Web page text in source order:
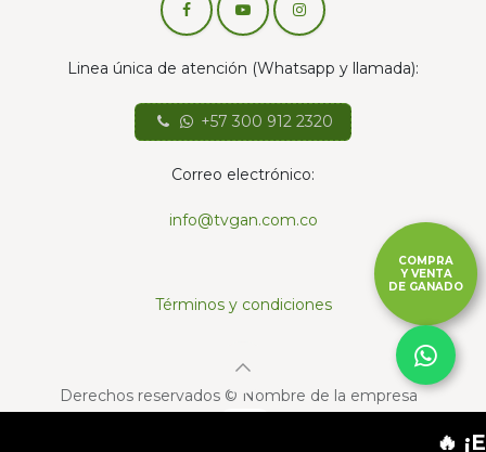
Linea única de atención (Whatsapp y llamada):
+57 300 912 2320
Correo electrónico:
info@tvgan.com.co
Términos y condiciones
Derechos reservados © Nombre de la empresa
COMPRA
Y VENTA
DE GANADO
🔥